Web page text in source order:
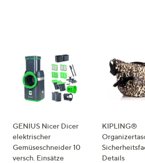
GENIUS Nicer Dicer
elektrischer
Gemüseschneider 10
versch. Einsätze
KIPLING®
Details